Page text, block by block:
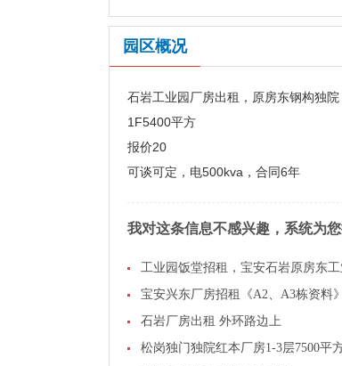
园区概况
石岩工业园厂房出租，原房东钢构独
1F5400平方
报价20
可谈可定，电500kva，合同6年
我对这条信息不感兴趣，系统为
工业园饭堂招租，宝安石岩原房东
宝安兴东厂房招租《A2、A3栋资料》
石岩厂房出租 外环路边上
松岗独门独院红本厂房1-3层7500平